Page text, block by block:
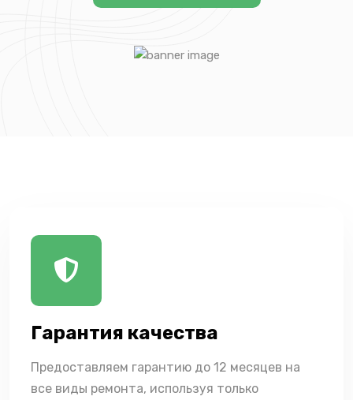
Гарантия качества
Предоставляем гарантию до 12 месяцев на
все виды ремонта, используя только